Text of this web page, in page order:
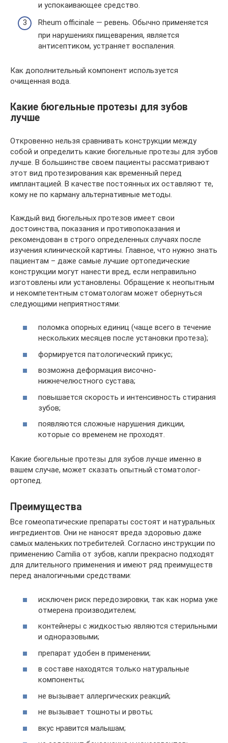
и успокаивающее средство.
Rheum officinale — ревень. Обычно применяется
при нарушениях пищеварения, является
антисептиком, устраняет воспаления.
Как дополнительный компонент используется
очищенная вода.
Какие бюгельные протезы для зубов
лучше
Откровенно нельзя сравнивать конструкции между
собой и определить какие бюгельные протезы для зубов
лучше. В большинстве своем пациенты рассматривают
этот вид протезирования как временный перед
имплантацией. В качестве постоянных их оставляют те,
кому не по карману альтернативные методы.
Каждый вид бюгельных протезов имеет свои
достоинства, показания и противопоказания и
рекомендован в строго определенных случаях после
изучения клинической картины. Главное, что нужно знать
пациентам – даже самые лучшие ортопедические
конструкции могут нанести вред, если неправильно
изготовлены или установлены. Обращение к неопытным
и некомпетентным стоматологам может обернуться
следующими неприятностями:
поломка опорных единиц (чаще всего в течение
нескольких месяцев после установки протеза);
формируется патологический прикус;
возможна деформация височно-
нижнечелюстного сустава;
повышается скорость и интенсивность стирания
зубов;
появляются сложные нарушения дикции,
которые со временем не проходят.
Какие бюгельные протезы для зубов лучше именно в
вашем случае, может сказать опытный стоматолог-
ортопед.
Преимущества
Все гомеопатические препараты состоят и натуральных
ингредиентов. Они не наносят вреда здоровью даже
самых маленьких потребителей. Согласно инструкции по
применению Camilia от зубов, капли прекрасно подходят
для длительного применения и имеют ряд преимуществ
перед аналогичными средствами:
исключен риск передозировки, так как норма уже
отмерена производителем;
контейнеры с жидкостью являются стерильными
и одноразовыми;
препарат удобен в применении;
в составе находятся только натуральные
компоненты;
не вызывает аллергических реакций;
не вызывает тошноты и рвоты;
вкус нравится малышам;